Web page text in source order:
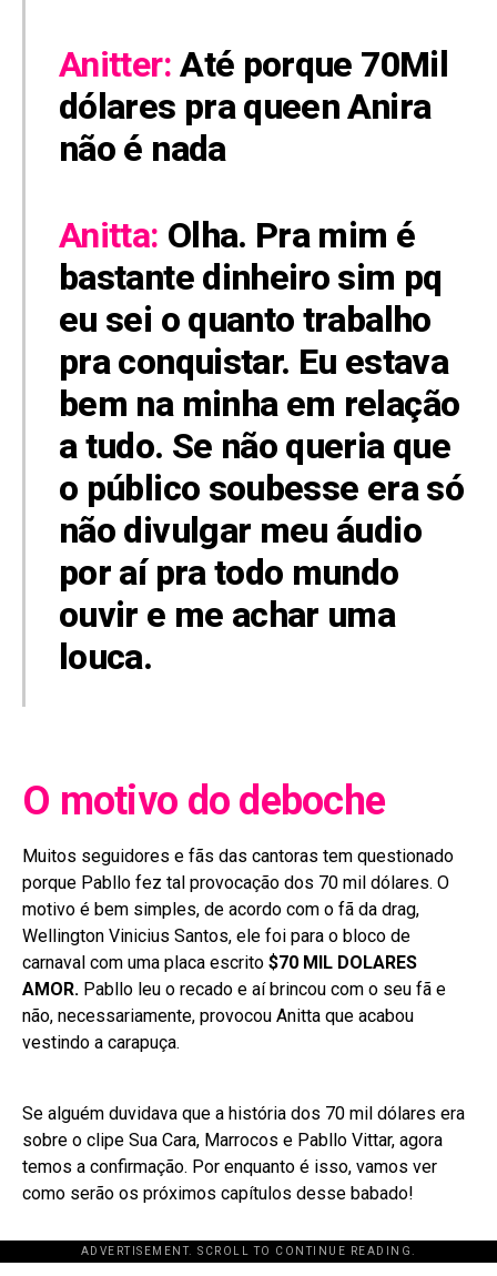
Anitter: Até porque 70Mil
dólares pra queen Anira
não é nada
Anitta: Olha. Pra mim é
bastante dinheiro sim pq
eu sei o quanto trabalho
pra conquistar. Eu estava
bem na minha em relação
a tudo. Se não queria que
o público soubesse era só
não divulgar meu áudio
por aí pra todo mundo
ouvir e me achar uma
louca.
O motivo do deboche
Muitos seguidores e fãs das cantoras tem questionado
porque Pabllo fez tal provocação dos 70 mil dólares. O
motivo é bem simples, de acordo com o fã da drag,
Wellington Vinicius Santos, ele foi para o bloco de
carnaval com uma placa escrito $70 MIL DOLARES
AMOR. Pabllo leu o recado e aí brincou com o seu fã e
não, necessariamente, provocou Anitta que acabou
vestindo a carapuça.
Se alguém duvidava que a história dos 70 mil dólares era
sobre o clipe Sua Cara, Marrocos e Pabllo Vittar, agora
temos a confirmação. Por enquanto é isso, vamos ver
como serão os próximos capítulos desse babado!
ADVERTISEMENT. SCROLL TO CONTINUE READING.